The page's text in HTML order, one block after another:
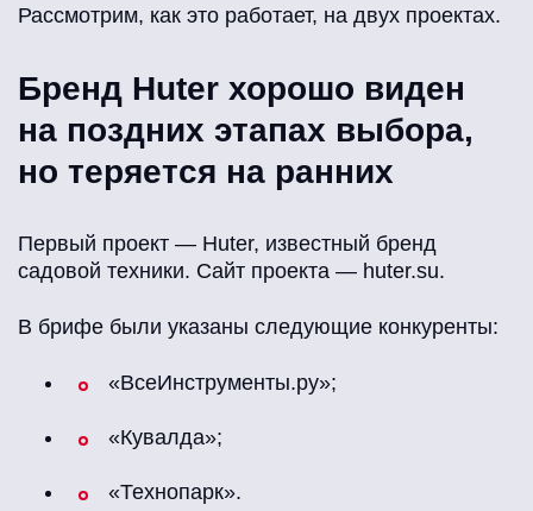
Рассмотрим, как это работает, на двух проектах.
Бренд Huter хорошо виден
на поздних этапах выбора,
но теряется на ранних
Первый проект — Huter, известный бренд
садовой техники. Сайт проекта — huter.su.
В брифе были указаны следующие конкуренты:
«ВсеИнструменты.ру»;
«Кувалда»;
«Технопарк».